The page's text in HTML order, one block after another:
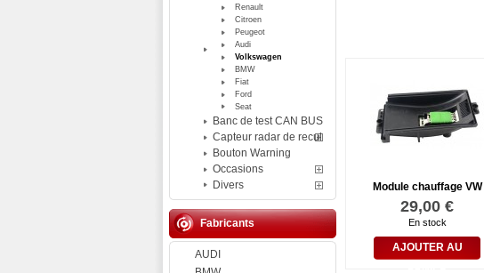
Renault
Citroen
Peugeot
Audi
Volkswagen
BMW
Fiat
Ford
Seat
Banc de test CAN BUS
Capteur radar de recul
Bouton Warning
Occasions
Divers
Fabricants
AUDI
Module chauffage VW
29,00 €
En stock
AJOUTER AU